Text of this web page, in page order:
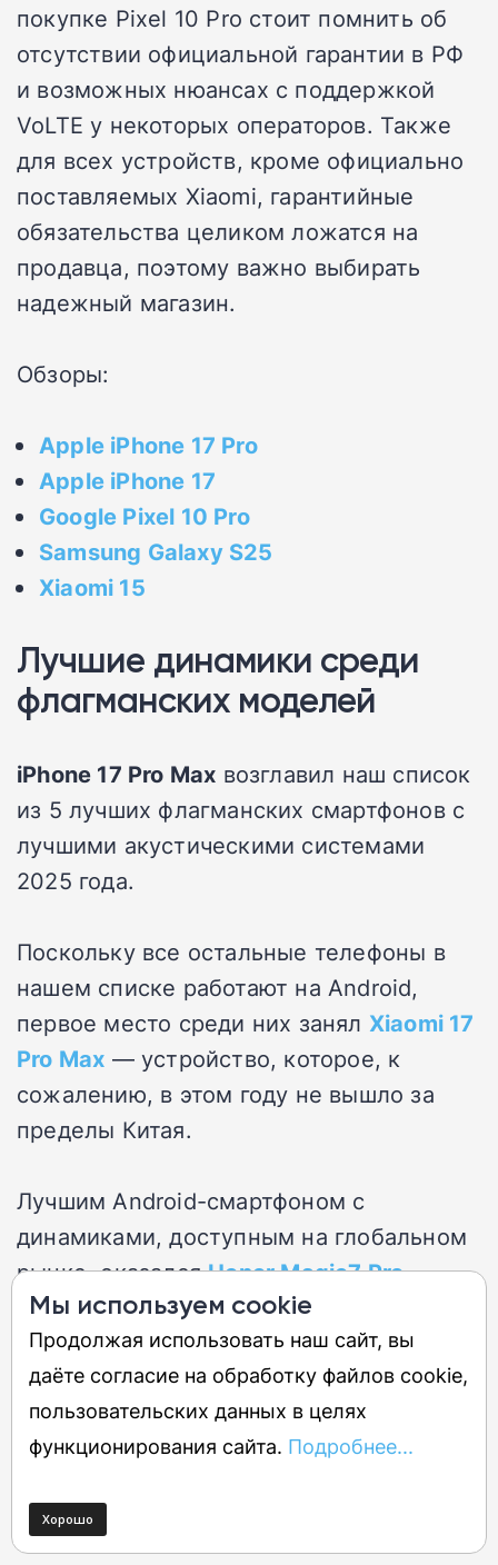
покупке Pixel 10 Pro стоит помнить об
отсутствии официальной гарантии в РФ
и возможных нюансах с поддержкой
VoLTE у некоторых операторов. Также
для всех устройств, кроме официально
поставляемых Xiaomi, гарантийные
обязательства целиком ложатся на
продавца, поэтому важно выбирать
надежный магазин.
Обзоры:
Apple iPhone 17 Pro
Apple iPhone 17
Google Pixel 10 Pro
Samsung Galaxy S25
Xiaomi 15
Лучшие динамики среди
флагманских моделей
iPhone 17 Pro Max возглавил наш список
из 5 лучших флагманских смартфонов с
лучшими акустическими системами
2025 года.
Поскольку все остальные телефоны в
нашем списке работают на Android,
первое место среди них занял Xiaomi 17
Pro Max — устройство, которое, к
сожалению, в этом году не вышло за
пределы Китая.
Лучшим Android-смартфоном с
динамиками, доступным на глобальном
рынке, оказалсяHonor Magic7 Pro,
который также продемонстрировал
самую высокую громкость среди всех
протестированных нами флагманов в
2025 году. Спойлер:Magic8 Pro
глобальный релиз запланирован на
показывать отличные результаты.
Мы используем cookie
Продолжая использовать наш сайт, вы
даёте согласие на обработку файлов cookie,
пользовательских данных в целях
функционирования сайта. Подробнее...